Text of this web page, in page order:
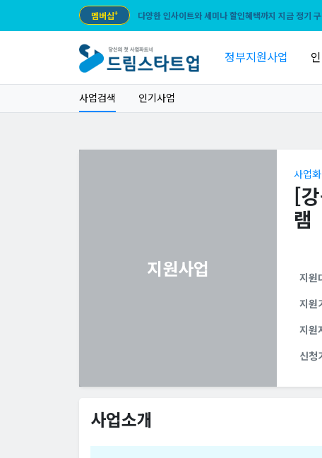
멤버십+ 다양한 인사이트와 세미나 할인혜택까지 지금 정기
정부지원사업
사업검색 인기사업
지원사업
사업화
[
램
지원
지원
지원
신청
사업소개